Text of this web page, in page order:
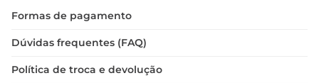
Formas de pagamento
Dúvidas frequentes (FAQ)
Política de troca e devolução